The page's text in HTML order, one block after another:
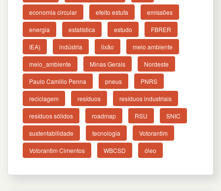
economia circular efeito estufa emissões
energia estatística estudo FBRER
IEA) indústria lixão meio ambiente
meio_ambiente Minas Gerais Nordeste
Paulo Camillo Penna pneus PNRS
reciclagem resíduos resíduos industriais
resíduos sólidos roadmap RSU SNIC
sustentabilidade tecnologia Votorantim
Votorantim Cimentos WBCSD óleo